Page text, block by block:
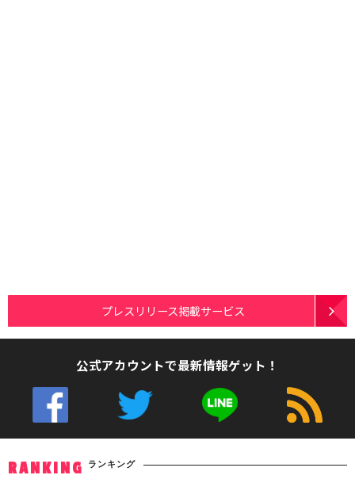
プレスリリース掲載サービス
公式アカウントで最新情報ゲット！
RANKING ランキング